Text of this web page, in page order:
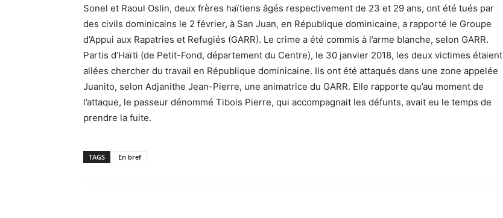
Sonel et Raoul Oslin, deux frères haïtiens âgés respectivement de 23 et 29 ans, ont été tués par
des civils dominicains le 2 février, à San Juan, en République dominicaine, a rapporté le Groupe
d’Appui aux Rapatries et Refugiés (GARR). Le crime a été commis à l’arme blanche, selon GARR.
Partis d’Haïti (de Petit-Fond, département du Centre), le 30 janvier 2018, les deux victimes étaient
allées chercher du travail en République dominicaine. Ils ont été attaqués dans une zone appelée
Juanito, selon Adjanithe Jean-Pierre, une animatrice du GARR. Elle rapporte qu’au moment de
l’attaque, le passeur dénommé Tibois Pierre, qui accompagnait les défunts, avait eu le temps de
prendre la fuite.
TAGS En bref